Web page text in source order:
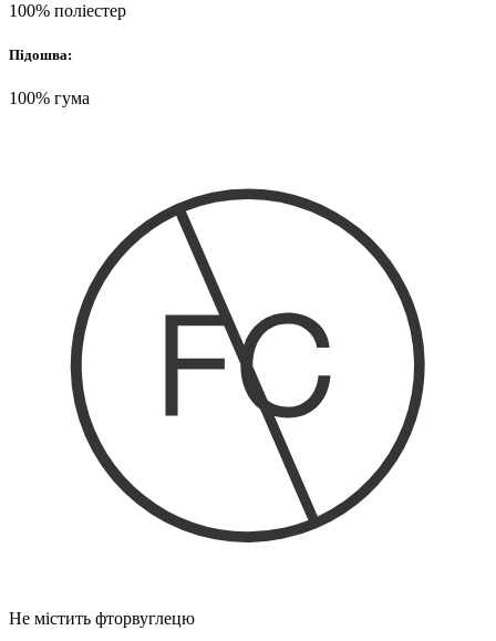
100% поліестер
Підошва:
100% гума
Не містить фторвуглецю